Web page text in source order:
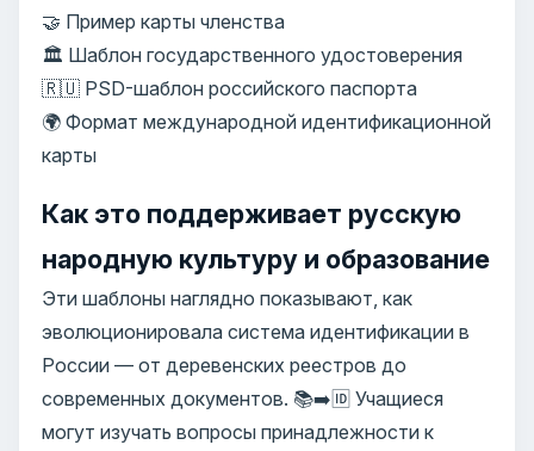
🤝 Пример карты членства
🏛️ Шаблон государственного удостоверения
🇷🇺 PSD-шаблон российского паспорта
🌍 Формат международной идентификационной
карты
Как это поддерживает русскую
народную культуру и образование
Эти шаблоны наглядно показывают, как
эволюционировала система идентификации в
России — от деревенских реестров до
современных документов. 📚➡️🆔 Учащиеся
могут изучать вопросы принадлежности к